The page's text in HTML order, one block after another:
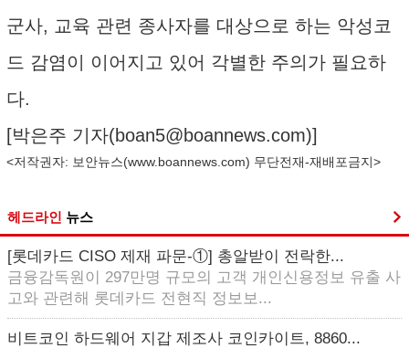
군사, 교육 관련 종사자를 대상으로 하는 악성코
드 감염이 이어지고 있어 각별한 주의가 필요하
다.
[박은주 기자(boan5@boannews.com)]
<저작권자: 보안뉴스(www.boannews.com) 무단전재-재배포금지>
헤드라인 뉴스
[롯데카드 CISO 제재 파문-①] 총알받이 전락한...
금융감독원이 297만명 규모의 고객 개인신용정보 유출 사
고와 관련해 롯데카드 전현직 정보보...
비트코인 하드웨어 지갑 제조사 코인카이트, 8860...